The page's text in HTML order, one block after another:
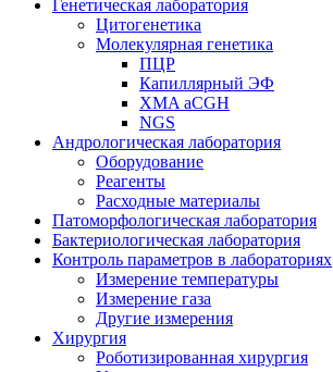
Генетическая лаборатория
Цитогенетика
Молекулярная генетика
ПЦР
Капиллярный ЭФ
XMA aCGH
NGS
Андрологическая лаборатория
Оборудование
Реагенты
Расходные материалы
Патоморфологическая лаборатория
Бактериологическая лаборатория
Контроль параметров в лабораториях
Измерение температуры
Измерение газа
Другие измерения
Хирургия
Роботизированная хирургия